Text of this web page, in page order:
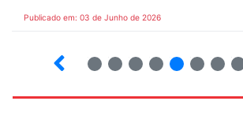
Publicado em: 03 de Junho de 2026